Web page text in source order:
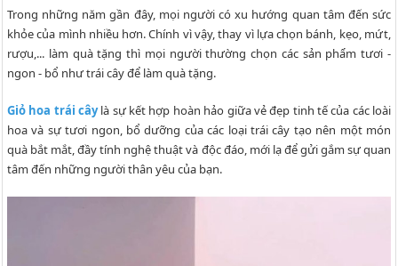
Trong những năm gần đây, mọi người có xu hướng quan tâm đến sức
khỏe của mình nhiều hơn. Chính vì vậy, thay vì lựa chọn bánh, kẹo, mứt,
rượu,... làm quà tặng thì mọi người thường chọn các sản phẩm tươi -
ngon - bổ như trái cây để làm quà tặng.
Giỏ hoa trái câylà sự kết hợp hoàn hảo giữa vẻ đẹp tinh tế của các loài
hoa và sự tươi ngon, bổ dưỡng của các loại trái cây tạo nên một món
quà bắt mắt, đầy tính nghệ thuật và độc đáo, mới lạ để gửi gắm sự quan
tâm đến những người thân yêu của bạn.